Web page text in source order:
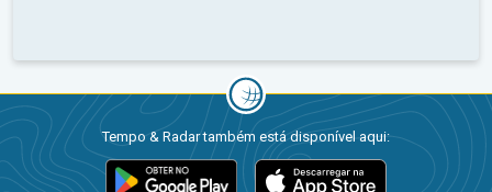
Tempo & Radar também está disponível aqui: